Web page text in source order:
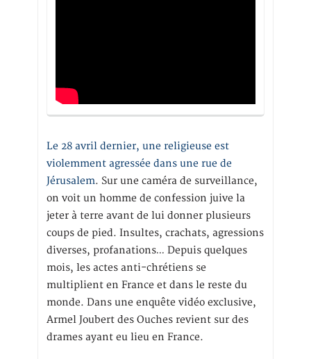
Le 28 avril dernier, une religieuse est
violemment agressée dans une rue de
Jérusalem. Sur une caméra de surveillance,
on voit un homme de confession juive la
jeter à terre avant de lui donner plusieurs
coups de pied. Insultes, crachats, agressions
diverses, profanations… Depuis quelques
mois, les actes anti-chrétiens se
multiplient en France et dans le reste du
monde. Dans une enquête vidéo exclusive,
Armel Joubert des Ouches revient sur des
drames ayant eu lieu en France.